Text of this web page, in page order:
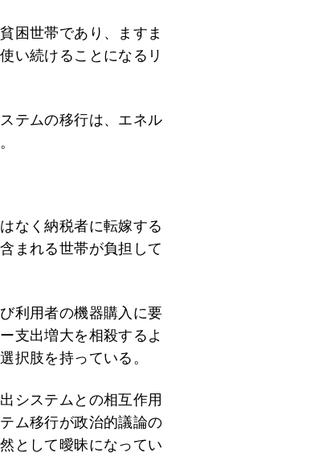
困世帯であり、ますま
い続けることになるリ
テムの移行は、エネル
なく納税者に転嫁する
まれる世帯が負担して
利用者の機器購入に要
支出増大を相殺するよ
択肢を持っている。
システムとの相互作用
ム移行が政治的議論の
として曖昧になってい